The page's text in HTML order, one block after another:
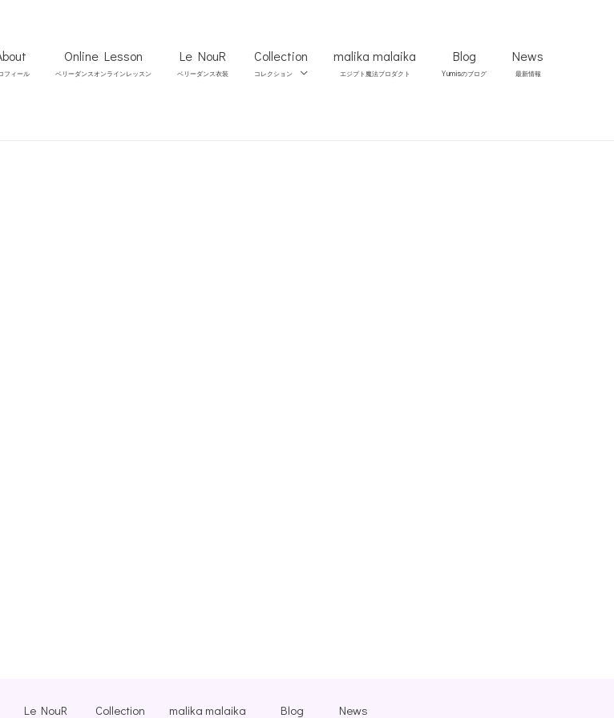
フィール
Online Lesson
ベリーダンスオンラインレッスン
Le NouR
ベリーダンス衣装
Collection
コレクション
malika malaika
エジプト魔法プロダクト
Blog
Yumisのブログ
News
最新情報
Le NouR Collection malika malaika Blog News